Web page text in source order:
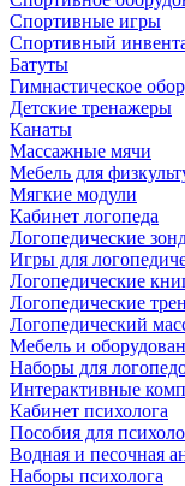
Спортивные игры
Спортивный
Батуты
Гимнастическое
Детские тренажеры
Канаты
Массажные мячи
Мебель для
Мягкие модули
Кабинет логопеда
Логопедические
Игры для
Логопедические
Логопедические
Логопедический
Мебель и
Наборы для
Интерактивные
Кабинет психолога
Пособия для
Водная и песочная
Наборы психолога